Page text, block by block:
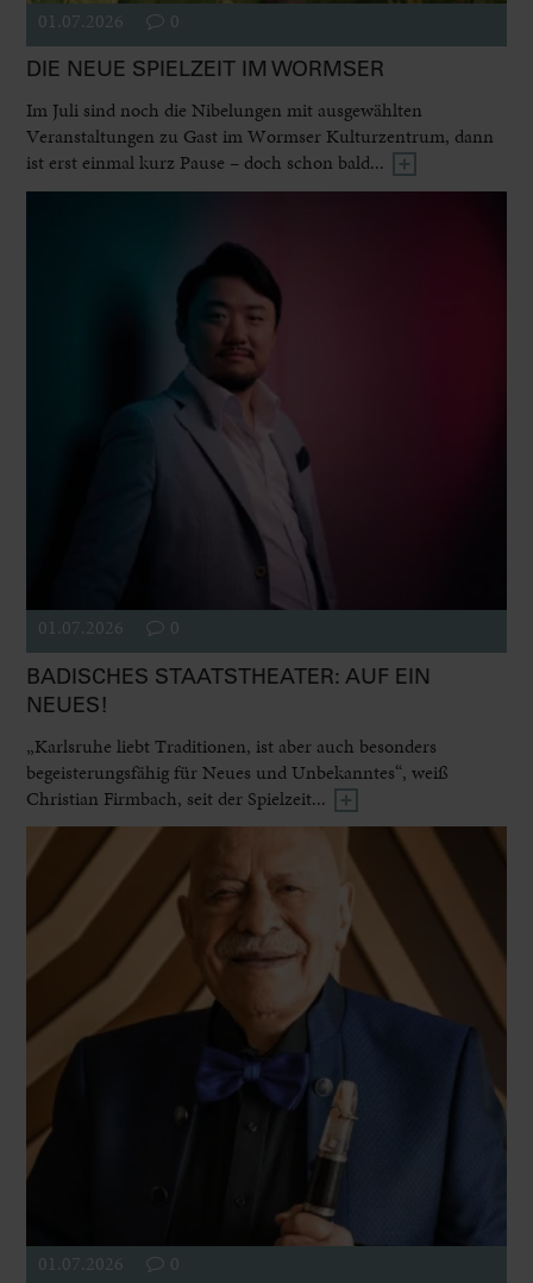
01.07.2026 0
DIE NEUE SPIELZEIT IM WORMSER
Im Juli sind noch die Nibelungen mit ausgewählten
Veranstaltungen zu Gast im Wormser Kulturzentrum, dann
ist erst einmal kurz Pause – doch schon bald...
01.07.2026 0
BADISCHES STAATSTHEATER: AUF EIN
NEUES!
„Karlsruhe liebt Traditionen, ist aber auch besonders
begeisterungsfähig für Neues und Unbekanntes“, weiß
Christian Firmbach, seit der Spielzeit...
01.07.2026 0